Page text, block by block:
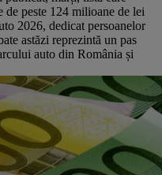
peste 124 milioane de lei
2026, dedicat persoanelor
astăzi reprezintă un pas
auto din România și